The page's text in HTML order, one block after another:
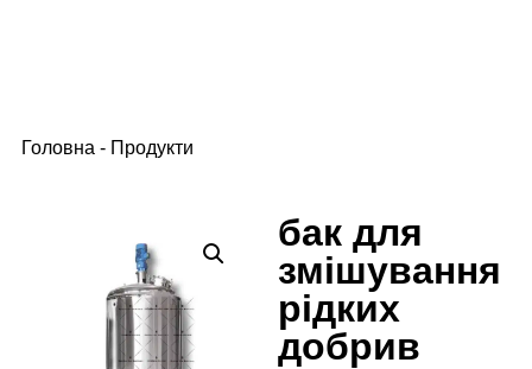
Головна - Продукти
бак для
змішування
рідких
добрив